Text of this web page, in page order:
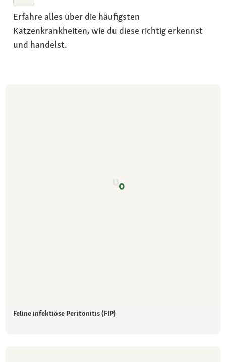
Erfahre alles über die häufigsten
Katzenkrankheiten, wie du diese richtig erkennst
und handelst.
Feline infektiöse Peritonitis (FIP)